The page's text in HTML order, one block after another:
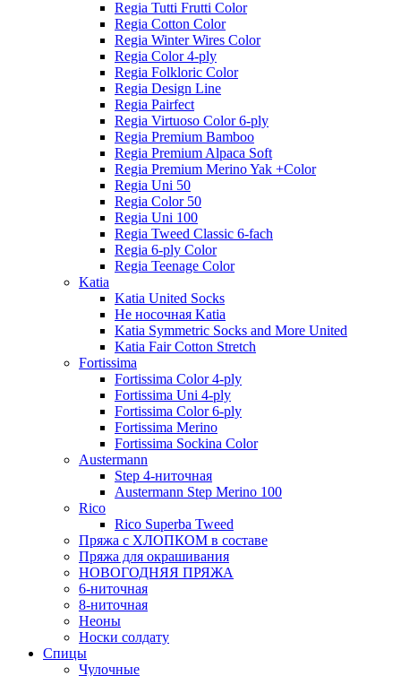
Regia Tutti Frutti Color
Regia Cotton Color
Regia Winter Wires Color
Regia Color 4-ply
Regia Folkloric Color
Regia Design Line
Regia Pairfect
Regia Virtuoso Color 6-ply
Regia Premium Bamboo
Regia Premium Alpaca Soft
Regia Premium Merino Yak +Color
Regia Uni 50
Regia Color 50
Regia Uni 100
Regia Tweed Classic 6-fach
Regia 6-ply Color
Regia Teenage Color
Katia
Katia United Socks
Не носочная Katia
Katia Symmetric Socks and More United
Katia Fair Cotton Stretch
Fortissima
Fortissima Color 4-ply
Fortissima Uni 4-ply
Fortissima Color 6-ply
Fortissima Merino
Fortissima Sockina Color
Austermann
Step 4-ниточная
Austermann Step Merino 100
Rico
Rico Superba Tweed
Пряжа с ХЛОПКОМ в составе
Пряжа для окрашивания
НОВОГОДНЯЯ ПРЯЖА
6-ниточная
8-ниточная
Неоны
Носки солдату
Спицы
Чулочные